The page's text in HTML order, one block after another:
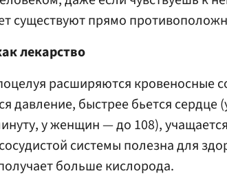
существуют прямо
лекарство
расширяются кровеносные
давление, быстрее бьется сердце
у женщин — до 108),
системы полезна для
больше кислорода.